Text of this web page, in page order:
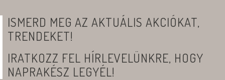
ISMERD MEG AZ AKTUÁLIS AKCIÓKAT,
TRENDEKET!
IRATKOZZ FEL HÍRLEVELÜNKRE, HOGY
NAPRAKÉSZ LEGYÉL!